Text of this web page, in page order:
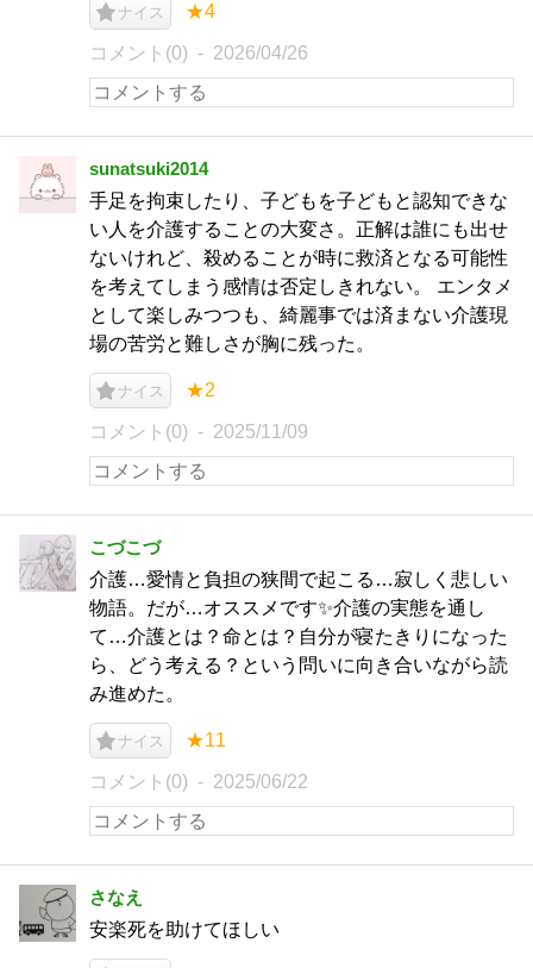
ナイス ★4
コメント(0) 2026/04/26
sunatsuki2014
手足を拘束したり、子どもを子どもと認知できな
い人を介護することの大変さ。正解は誰にも出せ
ないけれど、殺めることが時に救済となる可能性
を考えてしまう感情は否定しきれない。 エンタメ
として楽しみつつも、綺麗事では済まない介護現
場の苦労と難しさが胸に残った。
ナイス ★2
コメント(0) 2025/11/09
こづこづ
介護…愛情と負担の狭間で起こる…寂しく悲しい
物語。だが…オススメです✨介護の実態を通し
て…介護とは？命とは？自分が寝たきりになった
ら、どう考える？という問いに向き合いながら読
み進めた。
ナイス ★11
コメント(0) 2025/06/22
さなえ
安楽死を助けてほしい